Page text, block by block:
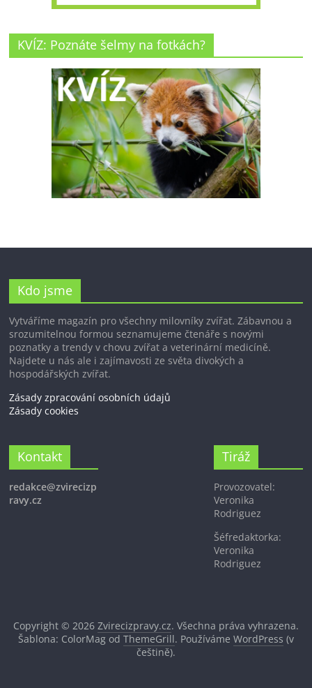
KVÍZ: Poznáte šelmy na fotkách?
Kdo jsme
Vytváříme magazín pro všechny milovníky zvířat. Zábavnou a
srozumitelnou formou seznamujeme čtenáře s novými
poznatky a trendy v chovu zvířat a veterinární medicíně.
Najdete u nás ale i zajímavosti ze světa divokých a
hospodářských zvířat.
Zásady zpracování osobních údajů
Zásady cookies
Kontakt
redakce@zvirecizp
ravy.cz
Tiráž
Provozovatel:
Veronika
Rodriguez
Šéfredaktorka:
Veronika
Rodriguez
Copyright © 2026 Zvirecizpravy.cz. Všechna práva vyhrazena.
Šablona: ColorMag od ThemeGrill. Používáme WordPress (v
češtině).